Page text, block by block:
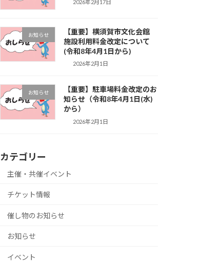
2026年2月17日
お知らせ
【重要】横須賀市文化会館
施設利用料金改定について
(令和8年4月1日から)
2026年2月1日
お知らせ
【重要】駐車場料金改定のお
知らせ（令和8年4月1日(水)
から）
2026年2月1日
カテゴリー
主催・共催イベント
チケット情報
催し物のお知らせ
お知らせ
イベント